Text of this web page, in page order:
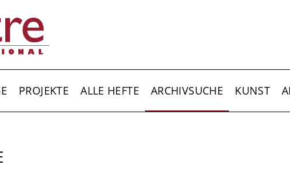
PROJEKTE ALLE HEFTE ARCHIVSUCHE KUNST